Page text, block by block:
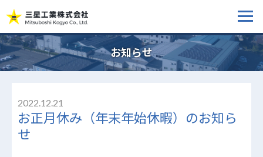
お知らせ
2022.12.21
お正月休み（年末年始休暇）のお知ら
せ